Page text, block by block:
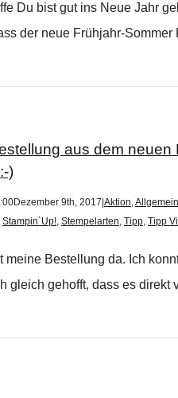
Du bist gut ins Neue Jahr
der neue Frühjahr-
aus dem
)
Dezember 9th, 2017 Aktion,Allgemein
Stampin´Up!, Stempelarten, Tipp, Tipp
Bestellung da. Ich
gleich gehofft, dass es